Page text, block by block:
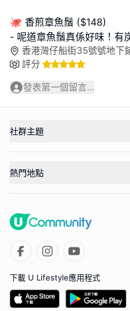
🐙 香煎章魚鬚 ($148)
- 呢道章魚鬚真係好味！有
香港灣仔船街35號號地下
評分
發表第一個留言...
社群主題
熱門地點
下載 U Lifestyle應用程式